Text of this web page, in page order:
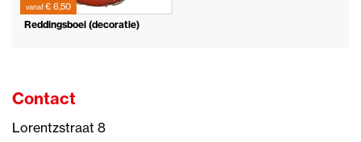
vanaf€ 6,50
Reddingsboei (decoratie)
Contact
Lorentzstraat 8